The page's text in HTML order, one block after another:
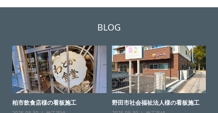
BLOG
柏市飲食店様の看板施工 野田市社会福祉法人様の看板施工